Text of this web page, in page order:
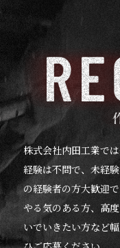
株式会社内田工業で
経験は不問で、未経
の経験者の方大歓迎で
やる気のある方、高
いでいきたい方など